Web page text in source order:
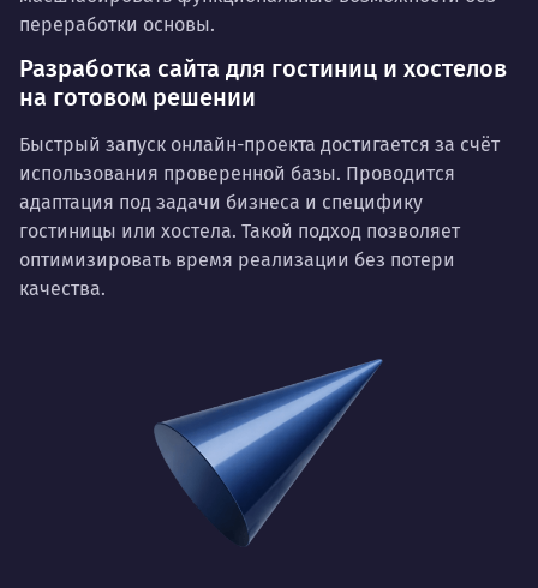
переработки основы.
Разработка сайта для гостиниц и хостелов
на готовом решении
Быстрый запуск онлайн-проекта достигается за счёт
использования проверенной базы. Проводится
адаптация под задачи бизнеса и специфику
гостиницы или хостела. Такой подход позволяет
оптимизировать время реализации без потери
качества.